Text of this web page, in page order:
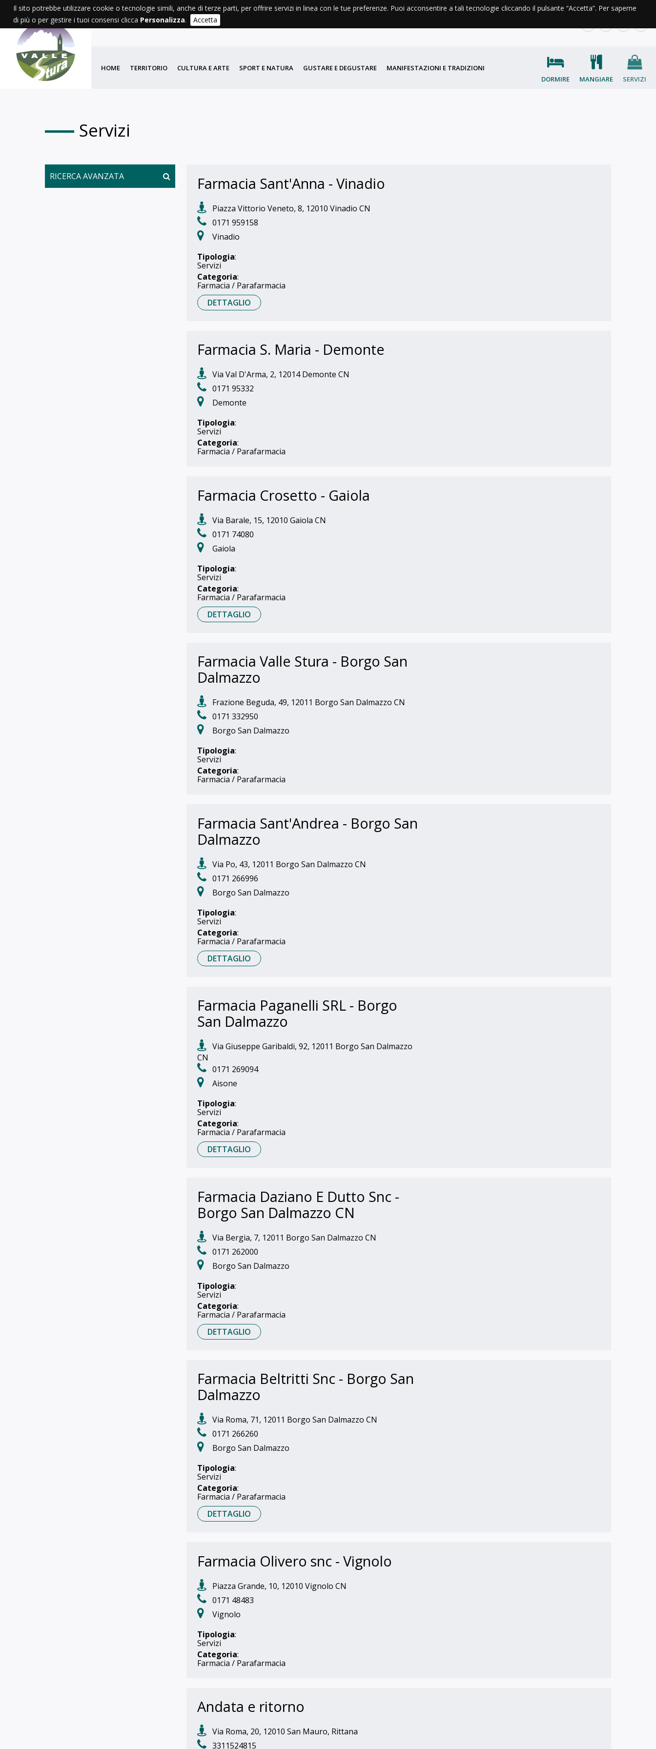
HOME TERRITORIO CULTURA E ARTE SPORT E NATURA GUSTARE E DEGUSTARE
MANIFESTAZIONI E TRADIZIONI
DORMIRE
MANGIARE SERVIZI
Servizi
RICERCA AVANZATA Farmacia Sant'Anna - Vinadio
Piazza Vittorio Veneto, 8, 12010 Vinadio CN
0171 959158
Vinadio
Tipologia:
Servizi
Categoria:
Farmacia / Parafarmacia
DETTAGLIO
Farmacia S. Maria - Demonte
Via Val D'Arma, 2, 12014 Demonte CN
0171 95332
Demonte
Tipologia:
Servizi
Categoria:
Farmacia / Parafarmacia
Farmacia Crosetto - Gaiola
Via Barale, 15, 12010 Gaiola CN
0171 74080
Gaiola
Tipologia:
Servizi
Categoria:
Farmacia / Parafarmacia
DETTAGLIO
Farmacia Valle Stura - Borgo San
Dalmazzo
Frazione Beguda, 49, 12011 Borgo San Dalmazzo CN
0171 332950
Borgo San Dalmazzo
Tipologia:
Servizi
Categoria:
Farmacia / Parafarmacia
Farmacia Sant'Andrea - Borgo San
Dalmazzo
Via Po, 43, 12011 Borgo San Dalmazzo CN
0171 266996
Borgo San Dalmazzo
Tipologia:
Servizi
Categoria:
Farmacia / Parafarmacia
DETTAGLIO
Farmacia Paganelli SRL - Borgo
San Dalmazzo
Via Giuseppe Garibaldi, 92, 12011 Borgo San Dalmazzo
CN
0171 269094
Aisone
Tipologia:
Servizi
Categoria:
Farmacia / Parafarmacia
DETTAGLIO
Farmacia Daziano E Dutto Snc -
Borgo San Dalmazzo CN
Via Bergia, 7, 12011 Borgo San Dalmazzo CN
0171 262000
Borgo San Dalmazzo
Tipologia:
Servizi
Categoria:
Farmacia / Parafarmacia
DETTAGLIO
Farmacia Beltritti Snc - Borgo San
Dalmazzo
Via Roma, 71, 12011 Borgo San Dalmazzo CN
0171 266260
Borgo San Dalmazzo
Tipologia:
Servizi
Categoria:
Farmacia / Parafarmacia
DETTAGLIO
Farmacia Olivero snc - Vignolo
Piazza Grande, 10, 12010 Vignolo CN
0171 48483
Vignolo
Tipologia:
Servizi
Categoria:
Farmacia / Parafarmacia
Andata e ritorno
Via Roma, 20, 12010 San Mauro, Rittana
3311524815
Il sito potrebbe utilizzare cookie o tecnologie simili, anche di terze parti, per offrire servizi in linea con le tue preferenze. Puoi acconsentire a tali tecnologie cliccando il pulsante “Accetta”. Per saperne
di più o per gestire i tuoi consensi clicca Personalizza. Accetta